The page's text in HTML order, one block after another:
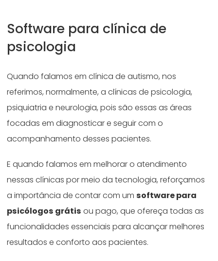
Software para clínica de
psicologia
Quando falamos em clínica de autismo, nos
referimos, normalmente, a clínicas de psicologia,
psiquiatria e neurologia, pois são essas as áreas
focadas em diagnosticar e seguir com o
acompanhamento desses pacientes.
E quando falamos em melhorar o atendimento
nessas clínicas por meio da tecnologia, reforçamos
a importância de contar com umsoftware para
psicólogos grátis ou pago, que ofereça todas as
funcionalidades essenciais para alcançar melhores
resultados e conforto aos pacientes.